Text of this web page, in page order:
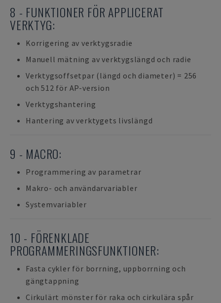
8 - FUNKTIONER FÖR APPLICERAT
VERKTYG:
Korrigering av verktygsradie
Manuell mätning av verktygslängd och radie
Verktygsoffsetpar (längd och diameter) = 256
och 512 för AP-version
Verktygshantering
Hantering av verktygets livslängd
9 - MACRO:
Programmering av parametrar
Makro- och användarvariabler
Systemvariabler
10 - FÖRENKLADE
PROGRAMMERINGSFUNKTIONER:
Fasta cykler för borrning, uppborrning och
gängtappning
Cirkulärt mönster för raka och cirkulära spår